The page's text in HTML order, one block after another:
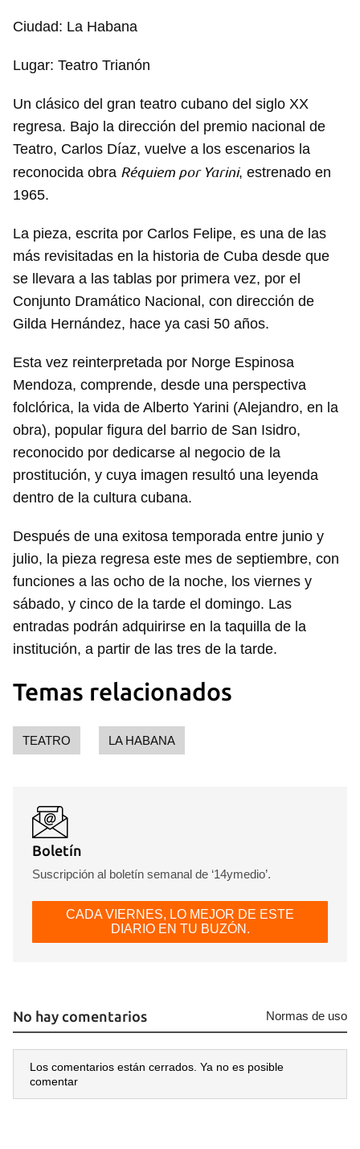
Ciudad: La Habana
Lugar: Teatro Trianón
Un clásico del gran teatro cubano del siglo XX
regresa. Bajo la dirección del premio nacional de
Teatro, Carlos Díaz, vuelve a los escenarios la
reconocida obra Réquiem por Yarini, estrenado en
1965.
La pieza, escrita por Carlos Felipe, es una de las
más revisitadas en la historia de Cuba desde que
se llevara a las tablas por primera vez, por el
Conjunto Dramático Nacional, con dirección de
Gilda Hernández, hace ya casi 50 años.
Esta vez reinterpretada por Norge Espinosa
Mendoza, comprende, desde una perspectiva
folclórica, la vida de Alberto Yarini (Alejandro, en la
obra), popular figura del barrio de San Isidro,
reconocido por dedicarse al negocio de la
prostitución, y cuya imagen resultó una leyenda
dentro de la cultura cubana.
Después de una exitosa temporada entre junio y
julio, la pieza regresa este mes de septiembre, con
funciones a las ocho de la noche, los viernes y
sábado, y cinco de la tarde el domingo. Las
entradas podrán adquirirse en la taquilla de la
institución, a partir de las tres de la tarde.
Temas relacionados
TEATRO LA HABANA
Boletín
Suscripción al boletín semanal de ‘14ymedio’.
CADA VIERNES, LO MEJOR DE ESTE
DIARIO EN TU BUZÓN.
No hay comentarios Normas de uso
Los comentarios están cerrados. Ya no es posible
comentar